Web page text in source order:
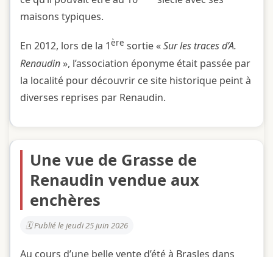
maisons typiques.
En 2012, lors de la 1ère sortie «Sur les traces d’A.
Renaudin», l’association éponyme était passée par
la localité pour découvrir ce site historique peint à
diverses reprises par Renaudin.
Une vue de Grasse de
Renaudin vendue aux
enchères
Publié le jeudi 25 juin 2026
Au cours d’une belle vente d’été à Brasles dans